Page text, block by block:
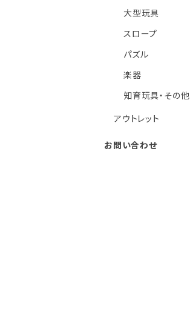
大型玩具
スロープ
パズル
楽器
知育玩具・その他
アウトレット
お問い合わせ